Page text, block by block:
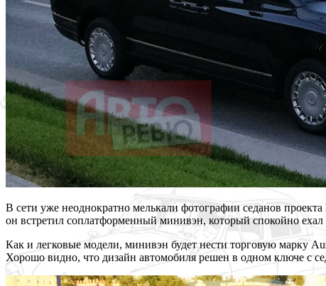
В сети уже неоднократно мелькали фотографии седанов
он встретил соплатформенный минивэн, который спокойно
Как и легковые модели, минивэн будет нести торговую марку
Хорошо видно, что дизайн автомобиля решен в одном ключе с